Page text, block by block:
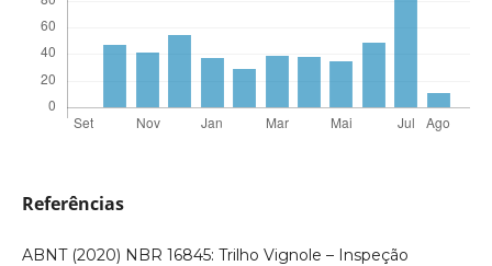
Referências
ABNT (2020) NBR 16845: Trilho Vignole – Inspeção